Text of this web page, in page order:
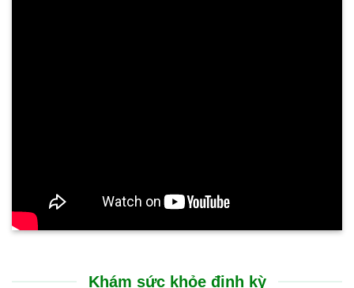
Khám sức khỏe định kỳ